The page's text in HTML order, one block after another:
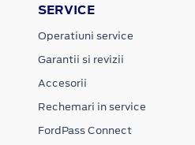
SERVICE
Operatiuni service
Garantii si revizii
Accesorii
Rechemari in service
FordPass Connect